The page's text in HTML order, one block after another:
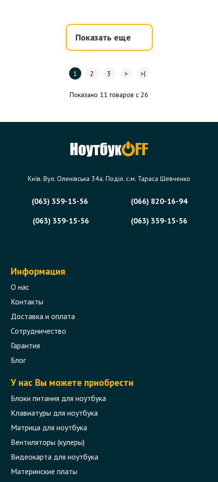
Показать еще
1 2 3 > >|
Показано 11 товаров с 26
Київ. Вул. Оленівська 34а. Поділ. с.м. Тараса Шевченко
(063) 359-15-56
(066) 820-16-94
(063) 359-15-56
(063) 359-15-56
Информация
О нас
Контакты
Доставка и оплата
Сотрудничество
Гарантия
Блог
У нас Вы можете приобрести
Блоки питания для ноутбука
Клавиатуры для ноутбука
Матрица для ноутбука
Вентиляторы (кулеры)
Видеокарта для ноутбука
Материнские платы